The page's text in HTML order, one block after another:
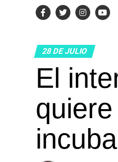
28 DE JULIO
El